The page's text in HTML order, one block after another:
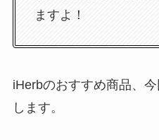
ますよ！
iHerbのおすすめ商品、
します。